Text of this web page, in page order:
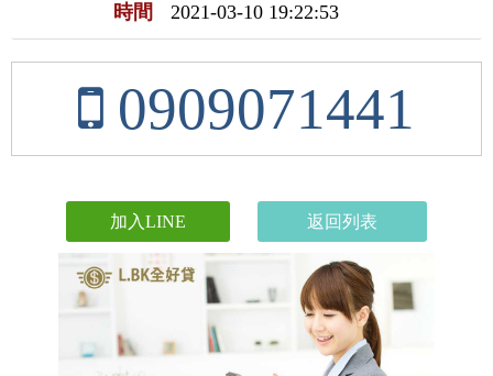
時間 2021-03-10 19:22:53
0909071441
加入LINE 返回列表